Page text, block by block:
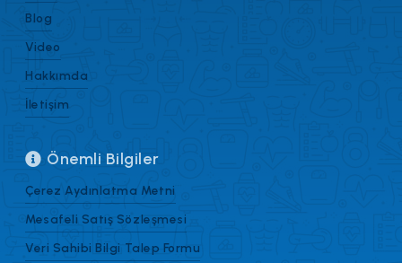
Blog
Video
Hakkımda
İletişim
Önemli Bilgiler
Çerez Aydınlatma Metni
Mesafeli Satış Sözleşmesi
Veri Sahibi Bilgi Talep Formu